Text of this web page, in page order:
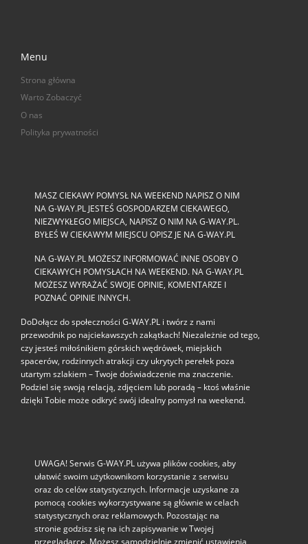
Menu
Strona główna
Warto Zobaczyć
O nas
Polityka prywatności
MASZ CIEKAWY POMYSŁ NA WEEKEND NAPISZ O NIM
NA G-WAY.PL JESTEŚ GOSPODARZEM CIEKAWEGO,
NIEZWYKŁEGO MIEJSCA, NAPISZ O NIM NA G-WAY.PL.
BYŁEŚ W CIEKAWYM MIEJSCU OPISZ JE NA G-WAY.PL
NA G-WAY.PL MOŻESZ INFORMOWAĆ INNE OSOBY O
CIEKAWYCH POMYSŁACH NA WEEKEND. NA G-WAY.PL
MOŻESZ WYRAŻAĆ SWOJE OPINIE, KOMENTARZE I
POZNAĆ OPINIE INNYCH.
DoDołącz do społeczności G‑WAY.PL i twórz z nami
przewodnik po najciekawszych zakątkach! Niezależnie od tego,
czy jesteś miłośnikiem górskich wędrówek, miejskich
spacerów, rodzinnych atrakcji czy ukrytych perełek poza
utartym szlakiem – Twoje doświadczenie ma znaczenie.
Podziel się swoją relacją, zdjęciem lub poradą – ktoś właśnie
dzięki Tobie może odkryć swój idealny pomysł na weekend.
UWAGA! Serwis G-WAY.PL używa plików cookies, aby
ułatwić swoim użytkownikom korzystanie z serwisu
oraz do celów statystycznych. Informacje uzyskane za
pomocą cookies wykorzystywane są głównie w celach
statystycznych oraz reklamowych. Pozostając na
stronie godzisz się na ich zapisywanie w Twojej
przeglądarce. Możesz samodzielnie zmienić ustawienia